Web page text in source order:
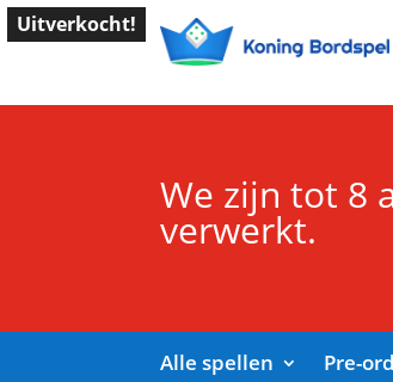
We zijn tot 8
verwerkt.
Alle spellen Pre-
Uitverkocht!